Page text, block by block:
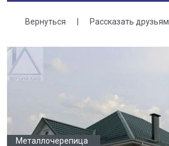
Вернуться | Рассказать друзьям
Галерея
Металлочерепица